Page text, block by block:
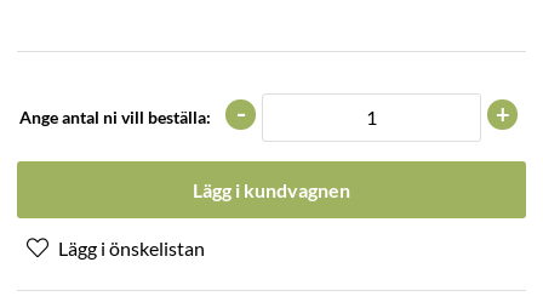
Ange antal ni vill beställa: +
-
Lägg i kundvagnen